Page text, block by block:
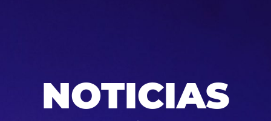
NOTICIAS